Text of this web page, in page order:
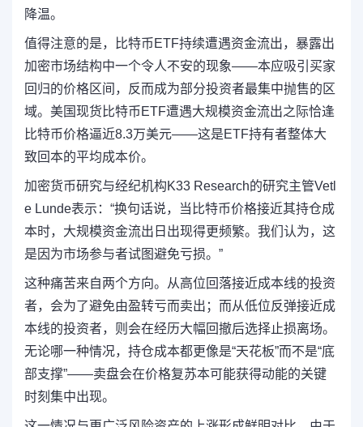
降温。
值得注意的是，比特币ETF持续遭遇资金流出，暴露出
加密市场结构中一个令人不安的现象——本应吸引买家
回归的价格区间，反而成为部分投资者最集中抛售的区
域。美国现货比特币ETF遭遇大规模资金流出之际恰逢
比特币价格逼近8.3万美元——这是ETF持有者整体大
致回本的平均成本价。
加密货币研究与经纪机构K33 Research的研究主管Vetl
e Lunde表示：“换句话说，当比特币价格接近其持仓成
本时，大规模资金流出日出现得更频繁。我们认为，这
是因为市场参与者试图避免亏损。”
这种痛苦来自两个方向。从高位回落接近成本线的投资
者，会为了避免由盈转亏而卖出；而从低位反弹接近成
本线的投资者，则会在经历大幅回撤后选择止损离场。
无论哪一种情况，持仓成本都更像是“天花板”而不是“底
部支撑”——卖盘会在价格复苏本可能获得动能的关键
时刻集中出现。